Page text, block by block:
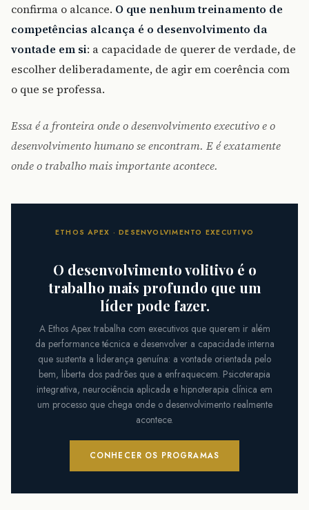
confirma o alcance. O que nenhum treinamento de
competências alcança é o desenvolvimento da
vontade em si: a capacidade de querer de verdade, de
escolher deliberadamente, de agir em coerência com
o que se professa.
Essa é a fronteira onde o desenvolvimento executivo e o
desenvolvimento humano se encontram. E é exatamente
onde o trabalho mais importante acontece.
ETHOS APEX · DESENVOLVIMENTO EXECUTIVO
O desenvolvimento volitivo é o
trabalho mais profundo que um
líder pode fazer.
A Ethos Apex trabalha com executivos que querem ir além
da performance técnica e desenvolver a capacidade interna
que sustenta a liderança genuína: a vontade orientada pelo
bem, liberta dos padrões que a enfraquecem. Psicoterapia
integrativa, neurociência aplicada e hipnoterapia clínica em
um processo que chega onde o desenvolvimento realmente
acontece.
CONHECER OS PROGRAMAS